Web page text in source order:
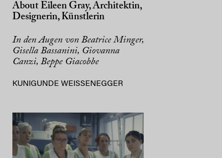
About Eileen Gray, Architektin,
Designerin, Künstlerin
In den Augen von Beatrice Minger,
Gisella Bassanini, Giovanna
Canzi, Beppe Giacobbe
KUNIGUNDE WEISSENEGGER